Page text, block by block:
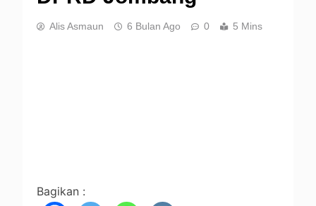
Alis Asmaun 6 Bulan Ago 0 5 Mins
Bagikan :